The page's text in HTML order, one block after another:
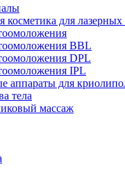
косметика для лазерных
BBL
DPL
IPL
аппараты для
тела
массаж